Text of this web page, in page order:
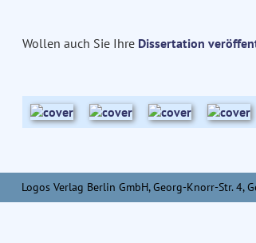
Wollen auch Sie Ihre Dissertation
Logos Verlag Berlin GmbH, Georg-Knorr-Str. 4,